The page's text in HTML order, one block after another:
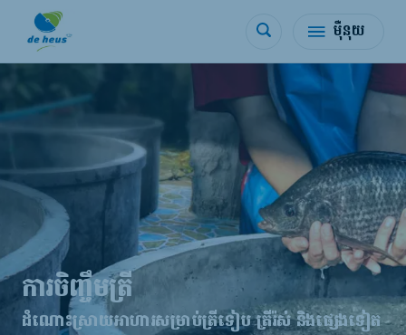
ម៉ឺនុយ
ការចិញ្ចឹមត្រី
ដំណោះស្រាយអាហារសម្រាប់ត្រីទៀប ត្រីរ៉ស់ និងផ្សេងទៀត